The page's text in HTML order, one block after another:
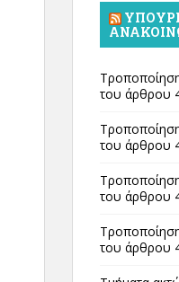
του άρθρου
του άρθρου
του άρθρου
του άρθρου